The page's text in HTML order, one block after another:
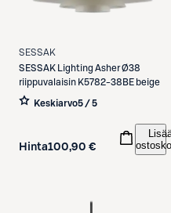
SESSAK
SESSAK
Lighting Asher Ø38
riippuvalaisin K5782-38BE beige
Keskiarvo5 / 5
Hinta100,90 €